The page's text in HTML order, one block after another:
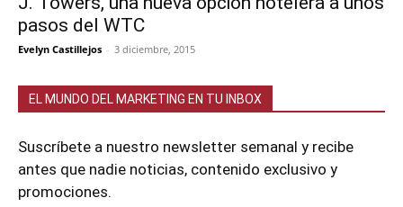
pasos del WTC
Evelyn Castillejos - 3 diciembre, 2015
EL MUNDO DEL MARKETING EN TU INBOX
Suscríbete a nuestro newsletter semanal y recibe
antes que nadie noticias, contenido exclusivo y
promociones.